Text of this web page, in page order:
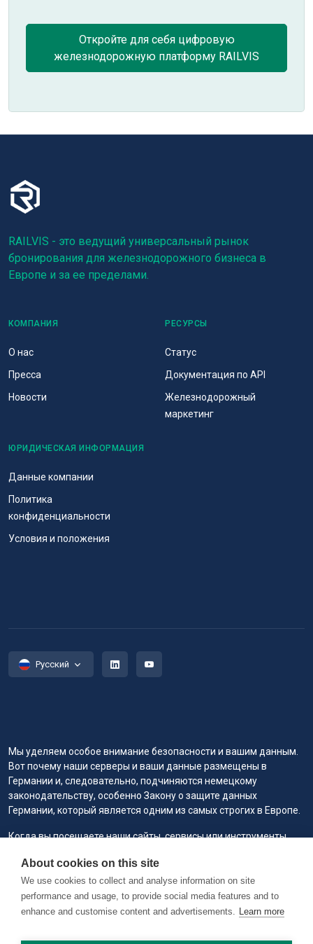
Откройте для себя цифровую
железнодорожную платформу RAILVIS
RAILVIS - это ведущий универсальный рынок
бронирования для железнодорожного бизнеса в
Европе и за ее пределами.
КОМПАНИЯ
О нас
Пресса
Новости
РЕСУРСЫ
Статус
Документация по API
Железнодорожный
маркетинг
ЮРИДИЧЕСКАЯ ИНФОРМАЦИЯ
Данные компании
Политика
конфиденциальности
Условия и положения
Русский
Мы уделяем особое внимание безопасности и вашим данным.
Вот почему наши серверы и ваши данные размещены в
Германии и, следовательно, подчиняются немецкому
законодательству, особенно Закону о защите данных
Германии, который является одним из самых строгих в Европе.
Когда вы посещаете наши сайты, сервисы или инструменты
поставщики услуг можем использовать файлы cookie для
хранения информации, чтобы вам было удобнее, быстрее и
безопаснее, а также в маркетинговых целях.
Copyright © 2026 RAILVIS. All rights reserved. Version 0.1.2 @
About cookies on this site
We use cookies to collect and analyse information on site
performance and usage, to provide social media features and to
enhance and customise content and advertisements. Learn more